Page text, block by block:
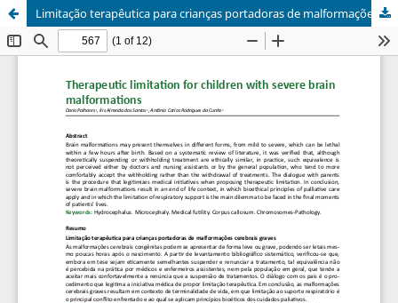
Limitação terapêutica para crianças portadoras de malformações cerebrais graves